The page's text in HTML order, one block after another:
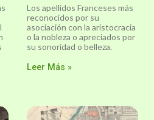
Los apellidos Franceses más
reconocidos por su
asociación con la aristocracia
o la nobleza o apreciados por
su sonoridad o belleza.
Leer Más »